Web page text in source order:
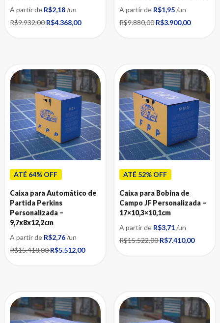
A partir de R$2,18/un
R$9.932,00R$4.368,00
A partir de R$1,95/un
R$9.880,00R$3.900,00
ATÉ 64% OFF
Caixa para Automático de
Partida Perkins
Personalizada –
9,7x8x12,2cm
A partir de R$2,76/un
R$15.418,00R$5.512,00
ATÉ 52% OFF
Caixa para Bobina de
Campo JF Personalizada –
17×10,3×10,1cm
A partir de R$3,71/un
R$15.522,00R$7.410,00